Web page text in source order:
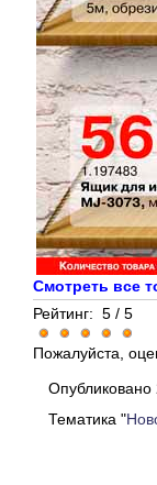
Смотреть все
Рейтинг: 5 / 5
Пожалуйста,
Опубликовано
Тематика "